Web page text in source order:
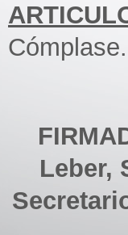
Cómplase.
Leber,